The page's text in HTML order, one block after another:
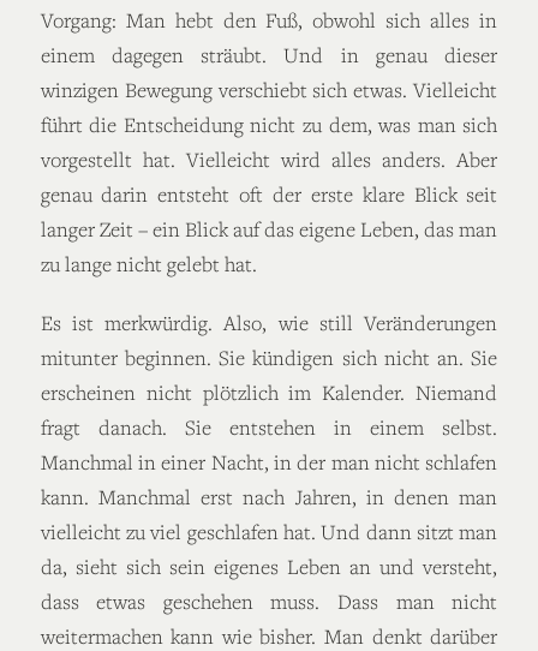
Vorgang: Man hebt den Fuß, obwohl sich alles in
einem dagegen sträubt. Und in genau dieser
winzigen Bewegung verschiebt sich etwas. Vielleicht
führt die Entscheidung nicht zu dem, was man sich
vorgestellt hat. Vielleicht wird alles anders. Aber
genau darin entsteht oft der erste klare Blick seit
langer Zeit – ein Blick auf das eigene Leben, das man
zu lange nicht gelebt hat.
Es ist merkwürdig. Also, wie still Veränderungen
mitunter beginnen. Sie kündigen sich nicht an. Sie
erscheinen nicht plötzlich im Kalender. Niemand
fragt danach. Sie entstehen in einem selbst.
Manchmal in einer Nacht, in der man nicht schlafen
kann. Manchmal erst nach Jahren, in denen man
vielleicht zu viel geschlafen hat. Und dann sitzt man
da, sieht sich sein eigenes Leben an und versteht,
dass etwas geschehen muss. Dass man nicht
weitermachen kann wie bisher. Man denkt darüber